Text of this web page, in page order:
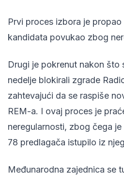
Prvi proces izbora je
kandidata povukao zbog
Drugi je pokrenut nakon što
nedelje blokirali zgrade
zahtevajući da se raspiše
REM-a. I ovaj proces je
neregularnosti, zbog čega
78 predlagača istupilo iz
Međunarodna zajednica se